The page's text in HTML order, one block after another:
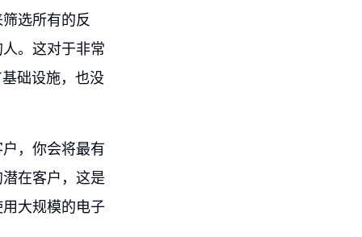
选所有的反
。这对于非常
础设施，也没
，你会将最有
在客户，这是
大规模的电子